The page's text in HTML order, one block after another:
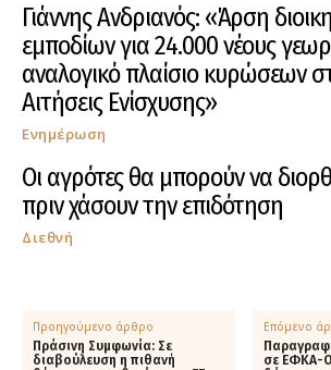
Γιάννης Ανδριανός: «Άρση
εμποδίων για 24.000 νέους
αναλογικό πλαίσιο κυρώσεων
Αιτήσεις Ενίσχυσης»
Ενημέρωση
Οι αγρότες θα μπορούν να
πριν χάσουν την επιδότηση
Διεθνή
Προηγούμενο άρθρο
Πράσινη Συμφωνία: Σε
διαβούλευση η πιθανή
Επόμενο
σε ΕΦΚΑ-